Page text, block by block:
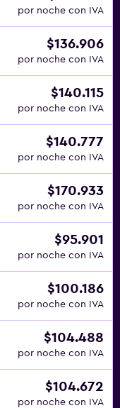
por noche con IVA
$136.906
por noche con IVA
$140.115
por noche con IVA
$140.777
por noche con IVA
$170.933
por noche con IVA
$95.901
por noche con IVA
$100.186
por noche con IVA
$104.488
por noche con IVA
$104.672
por noche con IVA